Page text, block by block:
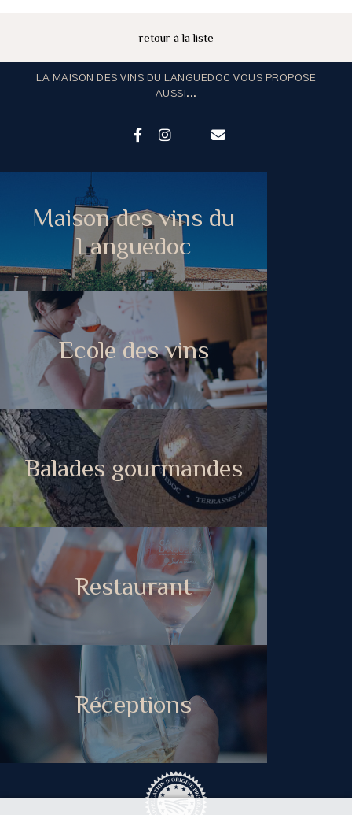
retour à la liste
LA MAISON DES VINS DU LANGUEDOC VOUS PROPOSE
AUSSI...
Maison des vins du
Languedoc
Ecole des vins
Balades gourmandes
Restaurant
Réceptions